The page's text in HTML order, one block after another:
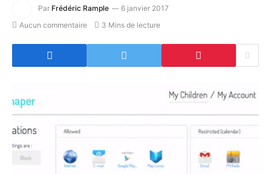
Par Frédéric Rample
6 janvier 2017
Aucun commentaire
3 Mins de lecture